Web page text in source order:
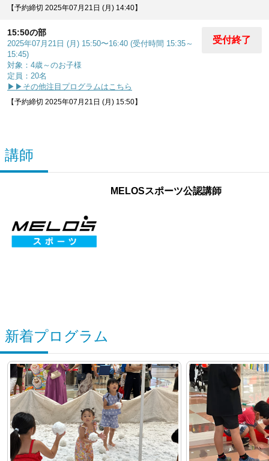
【予約締切 2025年07月21日 (月) 14:40】
15:50の部
2025年07月21日 (月) 15:50〜16:40 (受付時間 15:35～
15:45)
対象：4歳～のお子様
定員：20名
▶▶その他注目プログラムはこちら
受付終了
【予約締切 2025年07月21日 (月) 15:50】
講師
MELOSスポーツ公認講師
新着プログラム